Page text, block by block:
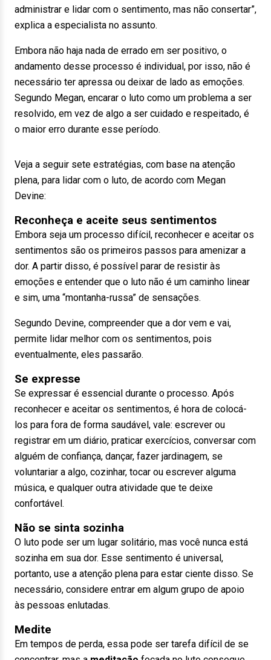
administrar e lidar com o sentimento, mas não consertar”,
explica a especialista no assunto.
Embora não haja nada de errado em ser positivo, o
andamento desse processo é individual, por isso, não é
necessário ter apressa ou deixar de lado as emoções.
Segundo Megan, encarar o luto como um problema a ser
resolvido, em vez de algo a ser cuidado e respeitado, é
o maior erro durante esse período.
Veja a seguir sete estratégias, com base na atenção
plena, para lidar com o luto, de acordo com Megan
Devine:
Reconheça e aceite seus sentimentos
Embora seja um processo difícil, reconhecer e aceitar os
sentimentos são os primeiros passos para amenizar a
dor. A partir disso, é possível parar de resistir às
emoções e entender que o luto não é um caminho linear
e sim, uma “montanha-russa” de sensações.
Segundo Devine, compreender que a dor vem e vai,
permite lidar melhor com os sentimentos, pois
eventualmente, eles passarão.
Se expresse
Se expressar é essencial durante o processo. Após
reconhecer e aceitar os sentimentos, é hora de colocá-
los para fora de forma saudável, vale: escrever ou
registrar em um diário, praticar exercícios, conversar com
alguém de confiança, dançar, fazer jardinagem, se
voluntariar a algo, cozinhar, tocar ou escrever alguma
música, e qualquer outra atividade que te deixe
confortável.
Não se sinta sozinha
O luto pode ser um lugar solitário, mas você nunca está
sozinha em sua dor. Esse sentimento é universal,
portanto, use a atenção plena para estar ciente disso. Se
necessário, considere entrar em algum grupo de apoio
às pessoas enlutadas.
Medite
Em tempos de perda, essa pode ser tarefa difícil de se